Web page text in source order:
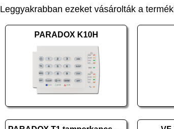
Leggyakrabban ezeket vásárolták a
PARADOX K10H